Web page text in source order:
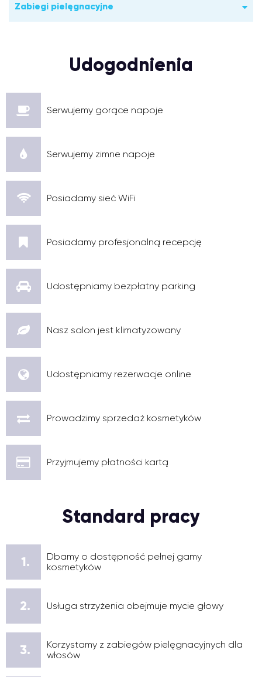
Zabiegi pielęgnacyjne
Udogodnienia
Serwujemy gorące napoje
Serwujemy zimne napoje
Posiadamy sieć WiFi
Posiadamy profesjonalną recepcję
Udostępniamy bezpłatny parking
Nasz salon jest klimatyzowany
Udostępniamy rezerwacje online
Prowadzimy sprzedaż kosmetyków
Przyjmujemy płatności kartą
Standard pracy
1.
Dbamy o dostępność pełnej gamy
kosmetyków
2. Usługa strzyżenia obejmuje mycie głowy
3.
Korzystamy z zabiegów pielęgnacyjnych dla
włosów